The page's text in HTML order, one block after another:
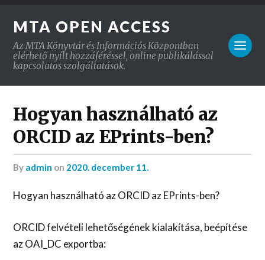
MTA OPEN ACCESS
Az MTA Könyvtár és Információs Központban
elérhető nyílt hozzáféréssel, online publikálással
kapcsolatos szolgáltatások.
Hogyan használható az
ORCID az EPrints-ben?
by admin on 2020. december 11.
Hogyan használható az ORCID az EPrints-ben?
ORCID felvételi lehetőségének kialakítása, beépítése
az OAI_DC exportba: